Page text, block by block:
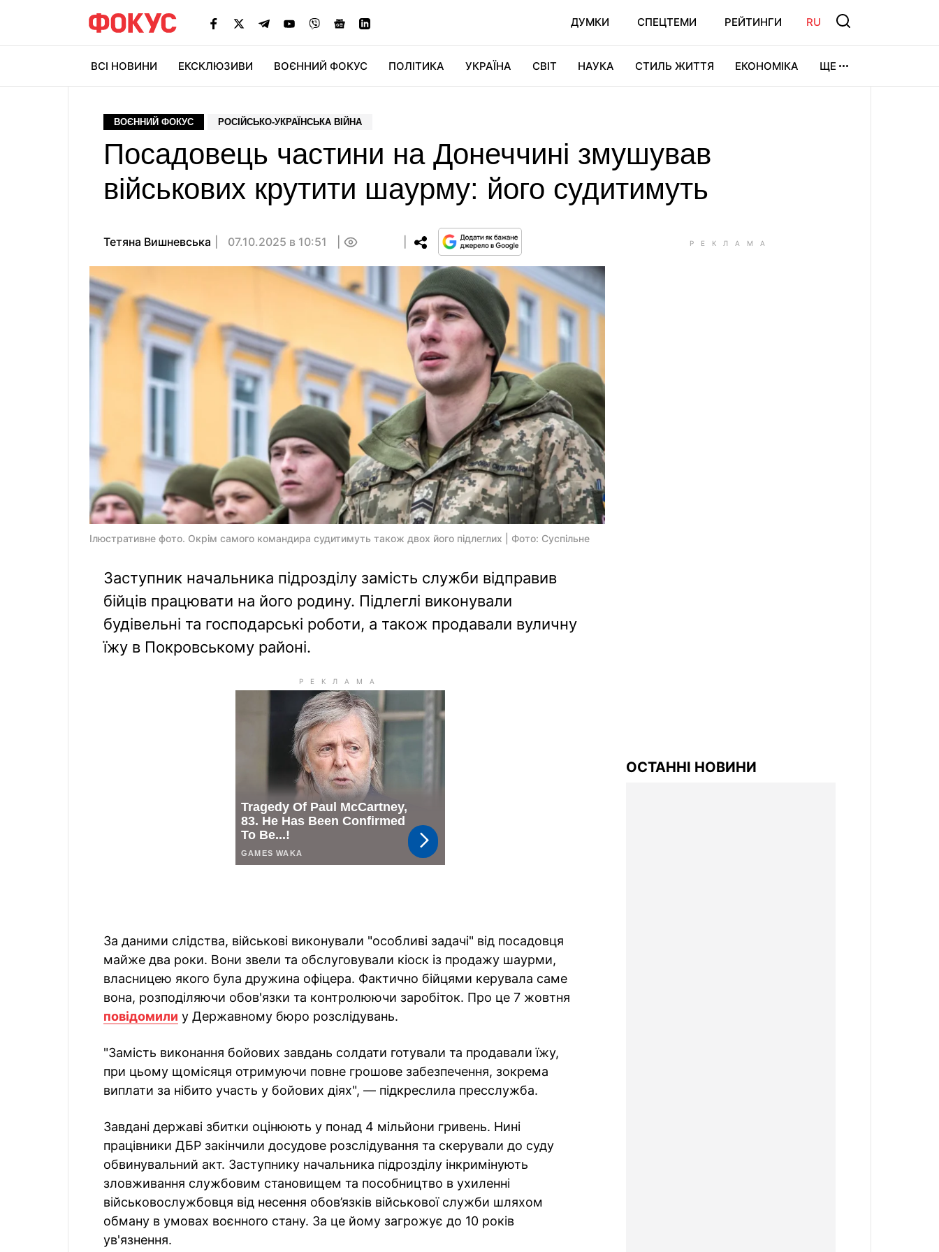
ДУМКИ СПЕЦТЕМИ РЕЙТИНГИ RU
ВСІ НОВИНИ ЕКСКЛЮЗИВИ ВОЄННИЙ ФОКУС ПОЛІТИКА УКРАЇНА СВІТ НАУКА СТИЛЬ ЖИТТЯ ЕКОНОМІКА ЩЕ
ВОЄННИЙ ФОКУС РОСІЙСЬКО-УКРАЇНСЬКА ВІЙНА
Посадовець частини на Донеччині змушував
військових крутити шаурму: його судитимуть
Тетяна Вишневська 07.10.2025 в 10:51
Ілюстративне фото. Окрім самого командира судитимуть також двох його підлеглих | Фото: Суспільне
Заступник начальника підрозділу замість служби відправив
бійців працювати на його родину. Підлеглі виконували
будівельні та господарські роботи, а також продавали вуличну
їжу в Покровському районі.
За даними слідства, військові виконували "особливі задачі" від посадовця
майже два роки. Вони звели та обслуговували кіоск із продажу шаурми,
власницею якого була дружина офіцера. Фактично бійцями керувала саме
вона, розподіляючи обов'язки та контролюючи заробіток. Про це 7 жовтня
повідомили у Державному бюро розслідувань.
"Замість виконання бойових завдань солдати готували та продавали їжу,
при цьому щомісяця отримуючи повне грошове забезпечення, зокрема
виплати за нібито участь у бойових діях", — підкреслила пресслужба.
Завдані державі збитки оцінюють у понад 4 мільйони гривень. Нині
працівники ДБР закінчили досудове розслідування та скерували до суду
обвинувальний акт. Заступнику начальника підрозділу інкримінують
зловживання службовим становищем та пособництво в ухиленні
військовослужбовця від несення обов’язків військової служби шляхом
обману в умовах воєнного стану. За це йому загрожує до 10 років
ув'язнення.
ОСТАННІ НОВИНИ